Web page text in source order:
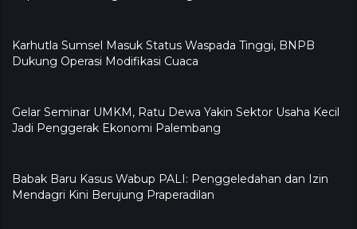
Karhutla Sumsel Masuk Status Waspada Tinggi, BNPB
Dukung Operasi Modifikasi Cuaca
Gelar Seminar UMKM, Ratu Dewa Yakin Sektor Usaha Kecil
Jadi Penggerak Ekonomi Palembang
Babak Baru Kasus Wabup PALI: Penggeledahan dan Izin
Mendagri Kini Berujung Praperadilan